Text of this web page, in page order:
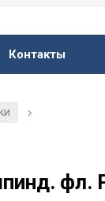
Контакты
/
фл.